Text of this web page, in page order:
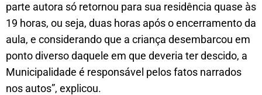
parte autora só retornou para sua residência quase às
19 horas, ou seja, duas horas após o encerramento da
aula, e considerando que a criança desembarcou em
ponto diverso daquele em que deveria ter descido, a
Municipalidade é responsável pelos fatos narrados
nos autos”, explicou.